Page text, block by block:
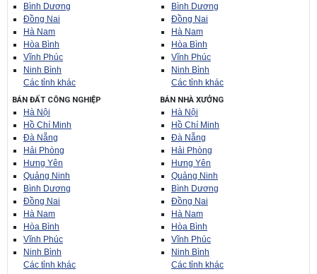
Bình Dương
Đồng Nai
Hà Nam
Hòa Bình
Vĩnh Phúc
Ninh Bình
Các tỉnh khác
Bình Dương
Đồng Nai
Hà Nam
Hòa Bình
Vĩnh Phúc
Ninh Bình
Các tỉnh khác
BÁN ĐẤT CÔNG NGHIỆP
Hà Nội
Hồ Chí Minh
Đà Nẵng
Hải Phòng
Hưng Yên
Quảng Ninh
Bình Dương
Đồng Nai
Hà Nam
Hòa Bình
Vĩnh Phúc
Ninh Bình
Các tỉnh khác
BÁN NHÀ XƯỞNG
Hà Nội
Hồ Chí Minh
Đà Nẵng
Hải Phòng
Hưng Yên
Quảng Ninh
Bình Dương
Đồng Nai
Hà Nam
Hòa Bình
Vĩnh Phúc
Ninh Bình
Các tỉnh khác